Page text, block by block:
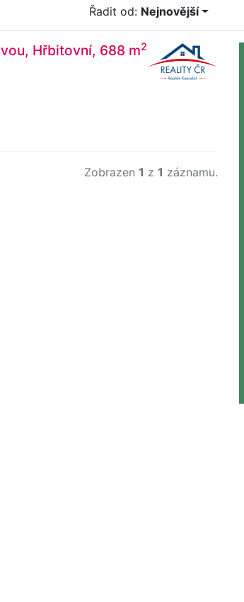
Řadit od: Nejnovější
Hřbitovní, 688 m2
Zobrazen 1 z 1 záznamu.